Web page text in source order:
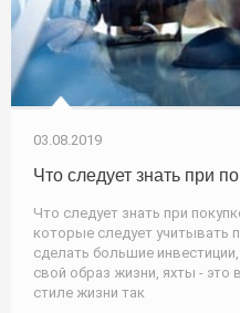
03.08.2019
Что следует знать при
Что следует знать при
которые следует учитывать
сделать большие
свой образ жизни, яхты -
стиле жизни так